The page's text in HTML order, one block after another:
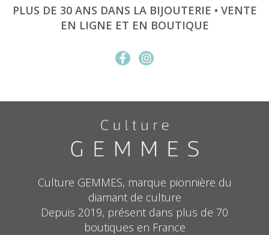
PLUS DE 30 ANS DANS LA BIJOUTERIE • VENTE
EN LIGNE ET EN BOUTIQUE
Culture GEMMES, marque pionnière du
diamant de culture
Depuis 2019, présent dans plus de 70
boutiques en France